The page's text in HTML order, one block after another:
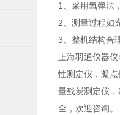
1、采用氧弹法
2、测量过程如
3、整机结构合
上海羽通仪器
性测定仪，凝
量残炭测定仪
全，欢迎咨询。